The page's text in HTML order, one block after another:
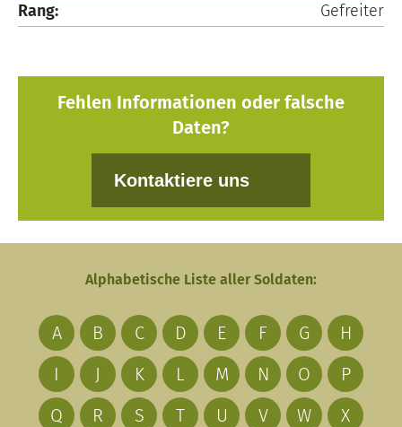
Rang:
Gefreiter
Fehlen Informationen oder falsche
Daten?
Kontaktiere uns
Alphabetische Liste aller Soldaten:
A B C D E F G
H
I
J K L M N O
P
Q
R S T U V W
X